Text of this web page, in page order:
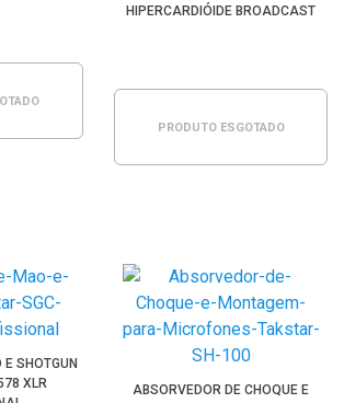
HIPERCARDIÓIDE BROADCAST
PRODUTO ESGOTADO
E SHOTGUN
XLR
ABSORVEDOR DE CHOQUE E